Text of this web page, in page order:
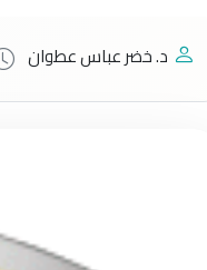
د. خضر عباس عطوان